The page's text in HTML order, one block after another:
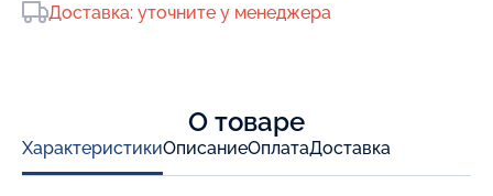
О товаре
ХарактеристикиОписаниеОплатаДоставка
Доставка: уточните у менеджера